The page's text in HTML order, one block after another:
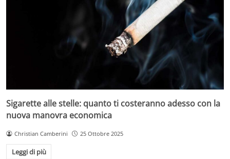
Sigarette alle stelle: quanto ti costeranno adesso con la
nuova manovra economica
Christian Camberini 25 Ottobre 2025
Leggi di più